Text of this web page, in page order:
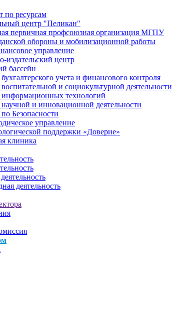
по ресурсам
центр "Пеликан"
первичная профсоюзная организация МГПУ
обороны и мобилизационной работы
управление
издательский центр
бассейн
учета и финансового контроля
и социокультурной деятельности
информационных технологий
и инновационной деятельности
Безопасности
управление
поддержки «Доверие»
клиника
деятельность